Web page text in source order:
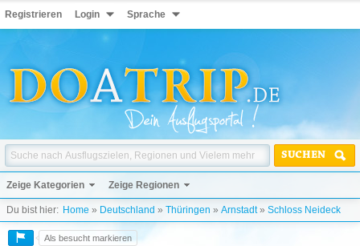
Registrieren Login Sprache
SUCHEN
Zeige Kategorien Zeige Regionen
Du bist hier: Home » Deutschland » Thüringen » Arnstadt» Schloss Neideck
Als besucht markieren